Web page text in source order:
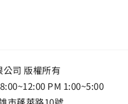
司 版權所有
PM 1:00~5:00